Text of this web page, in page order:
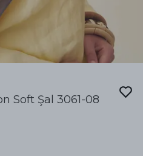
Soft Şal 3061-08